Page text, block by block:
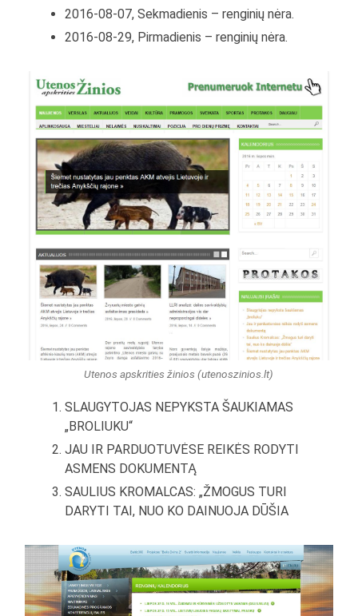
2016-08-07, Sekmadienis – renginių nėra.
2016-08-29, Pirmadienis – renginių nėra.
Utenos apskrities žinios (utenoszinios.lt)
SLAUGYTOJAS NEPYKSTA ŠAUKIAMAS
„BROLIUKU“
JAU IR PARDUOTUVĖSE REIKĖS RODYTI
ASMENS DOKUMENTĄ
SAULIUS KROMALCAS: „ŽMOGUS TURI
DARYTI TAI, NUO KO DAINUOJA DŪŠIA